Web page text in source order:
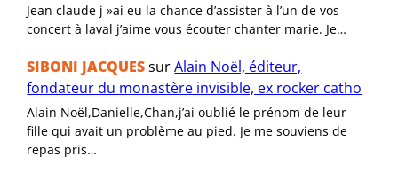
Jean claude j »ai eu la chance d’assister à l’un de vos
concert à laval j’aime vous écouter chanter marie. Je…
SIBONI JACQUESsurAlain Noël, éditeur,
fondateur du monastère invisible, ex rocker catho
Alain Noël,Danielle,Chan,j’ai oublié le prénom de leur
fille qui avait un problème au pied. Je me souviens de
repas pris…